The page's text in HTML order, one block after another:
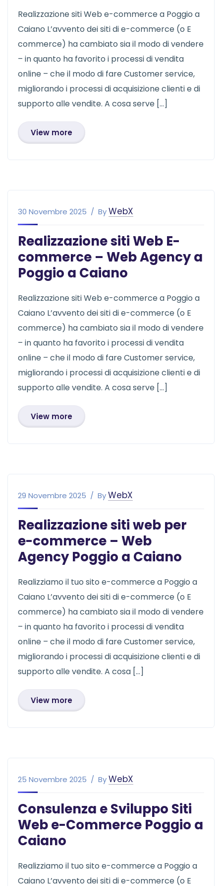
Realizzazione siti Web e-commerce a Poggio a
Caiano L’avvento dei siti di e-commerce (o E
commerce) ha cambiato sia il modo di vendere
– in quanto ha favorito i processi di vendita
online – che il modo di fare Customer service,
migliorando i processi di acquisizione clienti e di
supporto alle vendite. A cosa serve […]
View more
30 Novembre 2025 ByWebX
Realizzazione siti Web E-
commerce – Web Agency a
Poggio a Caiano
Realizzazione siti Web e-commerce a Poggio a
Caiano L’avvento dei siti di e-commerce (o E
commerce) ha cambiato sia il modo di vendere
– in quanto ha favorito i processi di vendita
online – che il modo di fare Customer service,
migliorando i processi di acquisizione clienti e di
supporto alle vendite. A cosa serve […]
View more
29 Novembre 2025 ByWebX
Realizzazione siti web per
e-commerce – Web
Agency Poggio a Caiano
Realizziamo il tuo sito e-commerce a Poggio a
Caiano L’avvento dei siti di e-commerce (o E
commerce) ha cambiato sia il modo di vendere
– in quanto ha favorito i processi di vendita
online – che il modo di fare Customer service,
migliorando i processi di acquisizione clienti e di
supporto alle vendite. A cosa […]
View more
25 Novembre 2025 ByWebX
Consulenza e Sviluppo Siti
Web e-Commerce Poggio a
Caiano
Realizziamo il tuo sito e-commerce a Poggio a
Caiano L’avvento dei siti di e-commerce (o E